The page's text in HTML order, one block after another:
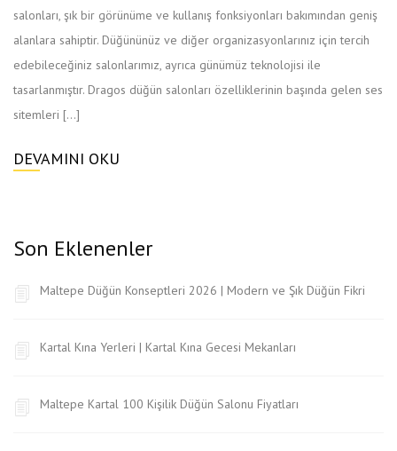
salonları, şık bir görünüme ve kullanış fonksiyonları bakımından geniş
alanlara sahiptir. Düğününüz ve diğer organizasyonlarınız için tercih
edebileceğiniz salonlarımız, ayrıca günümüz teknolojisi ile
tasarlanmıştır. Dragos düğün salonları özelliklerinin başında gelen ses
sitemleri […]
DEVAMINI OKU
Son Eklenenler
Maltepe Düğün Konseptleri 2026 | Modern ve Şık Düğün Fikri
Kartal Kına Yerleri | Kartal Kına Gecesi Mekanları
Maltepe Kartal 100 Kişilik Düğün Salonu Fiyatları